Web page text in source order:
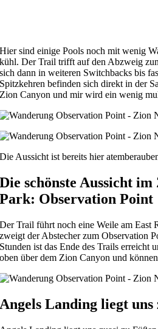
Hier sind einige Pools noch mit wenig
kühl. Der Trail trifft auf den Abzweig
sich dann in weiteren Switchbacks bis
Spitzkehren befinden sich direkt in der
Zion Canyon und mir wird ein wenig
Die Aussicht ist bereits hier
Die schönste Aussicht
Park: Observation Point
Der Trail führt noch eine Weile am East
zweigt der Abstecher zum Observation
Stunden ist das Ende des Trails erreicht
oben über dem Zion Canyon und
Angels Landing liegt uns